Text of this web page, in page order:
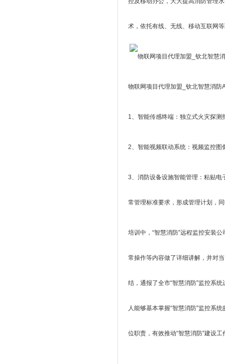
术，依托有线、无线、移动互联网
物联网项目代理加盟_钦北智慧消防
1、智能传感终端：独立式火灾探
2、智能视频联动系统：视频监控
3、消防设备设施智能管理：粘贴
常管理标准要求，形成管理计划，
培训中，“智慧消防”远程监控安装
常操作等内容做了详细讲解，并对
结，通报了全市“智慧消防”监控系
人能够基本掌握“智慧消防”监控系
位职责，有效推动“智慧消防”建设